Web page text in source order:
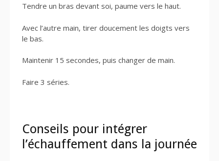
Tendre un bras devant soi, paume vers le haut.
Avec l’autre main, tirer doucement les doigts vers
le bas.
Maintenir 15 secondes, puis changer de main.
Faire 3 séries.
Conseils pour intégrer
l’échauffement dans la journée